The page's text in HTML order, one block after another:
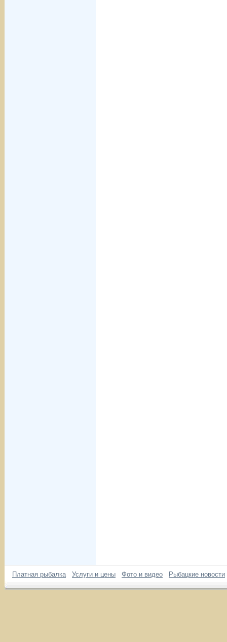
Платная рыбалка Услуги и цены Фото и видео Рыбацкие новости